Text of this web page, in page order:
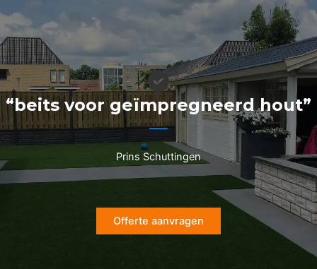
naar
de
inhoud
“beits voor geïmpregneerd hout”
Prins Schuttingen
Offerte aanvragen